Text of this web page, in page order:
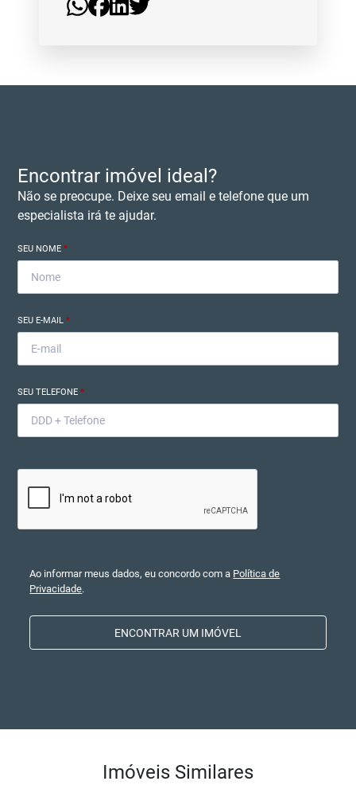
Encontrar imóvel ideal?
Não se preocupe. Deixe seu email e telefone que um
especialista irá te ajudar.
SEU NOME*
SEU E-MAIL*
SEU TELEFONE*
Ao informar meus dados, eu concordo com a Política de
Privacidade.
ENCONTRAR UM IMÓVEL
Imóveis Similares